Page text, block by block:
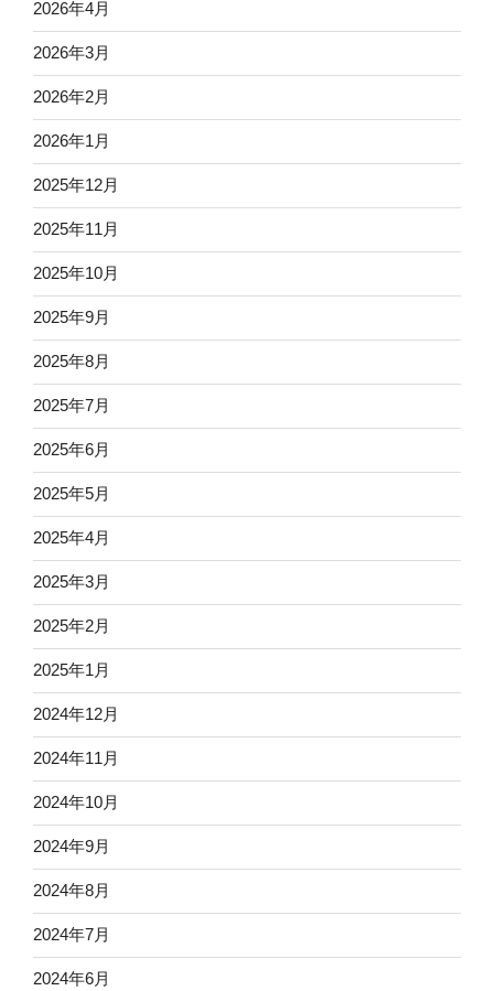
2026年4月
2026年3月
2026年2月
2026年1月
2025年12月
2025年11月
2025年10月
2025年9月
2025年8月
2025年7月
2025年6月
2025年5月
2025年4月
2025年3月
2025年2月
2025年1月
2024年12月
2024年11月
2024年10月
2024年9月
2024年8月
2024年7月
2024年6月